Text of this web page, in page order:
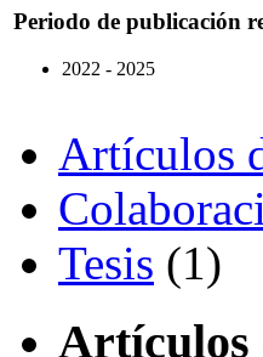
Periodo de publicación
2022 - 2025
Artículos
Tesis (1)
Artículos